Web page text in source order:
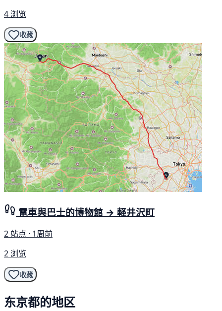
4 浏览
收藏
電車與巴士的博物館 → 軽井沢町
2 站点 · 1周前
2 浏览
收藏
东京都的地区